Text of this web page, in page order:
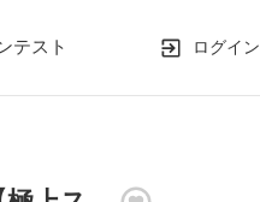
テスト ログイン